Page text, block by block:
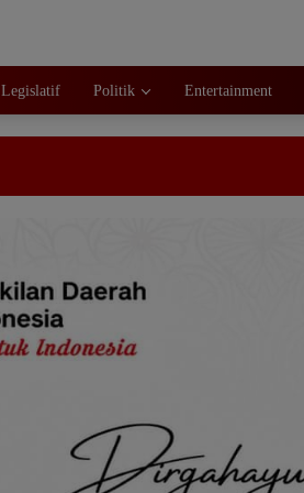
Legislatif Politik Entertainment